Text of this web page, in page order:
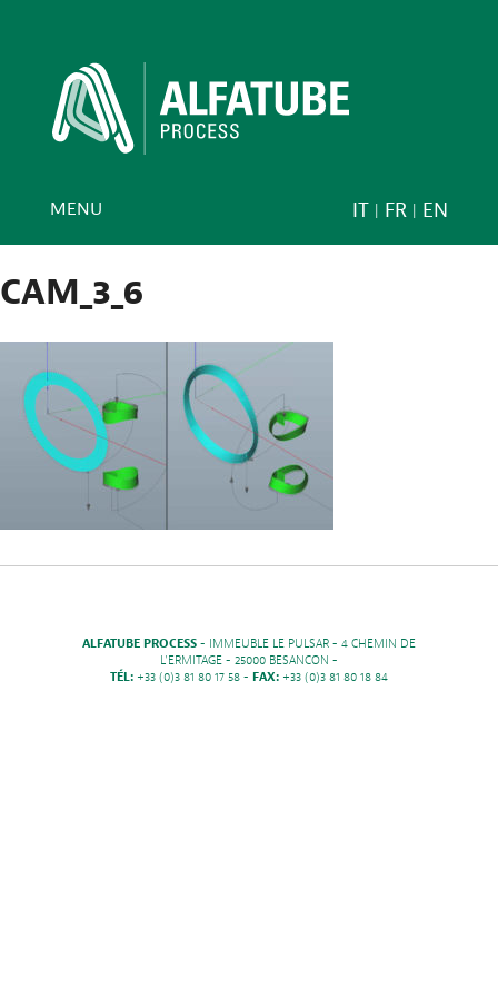
IT FR EN
MENU
CAM_3_6
ALFATUBE PROCESS - IMMEUBLE LE PULSAR - 4 CHEMIN DE
L'ERMITAGE - 25000 BESANCON -
TÉL: +33 (0)3 81 80 17 58 - FAX: +33 (0)3 81 80 18 84